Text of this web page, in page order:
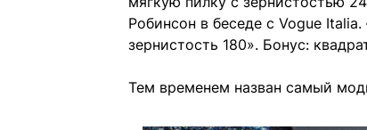
Робинсон в беседе с Vogue
зернистость 180». Бонус:
Тем временем назван самый